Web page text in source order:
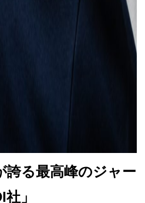
誇る最高峰のジャー
」